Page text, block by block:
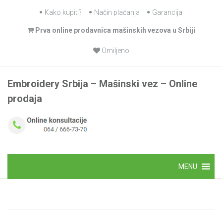
Skip
content
Kako kupiti? Način plaćanja Garancija
Prva online prodavnica mašinskih vezova u Srbiji
Omiljeno
Embroidery Srbija – Mašinski vez – Online
prodaja
content
MENU